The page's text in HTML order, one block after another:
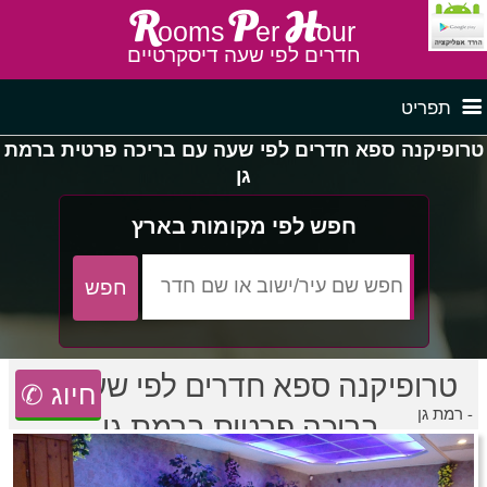
Rooms PerHour
חדרים לפי שעה דיסקרטיים
תפריט
דף ראשי
חדרים לפי שעה במישור החוף
חדרים לפי שעה בגליל מערבי
פרסם באתר
חדרים באזור
חדרים לפי שעה בצפון
חדרים לפי שעה בדרום
טרופיקנה ספא חדרים לפי שעה עם בריכה פרטית ברמת
גן
חפש לפי מקומות בארץ
טרופיקנה ספא חדרים לפי שעה עם
בריכה פרטית ברמת גן
רמת גן -
✆ חיוג